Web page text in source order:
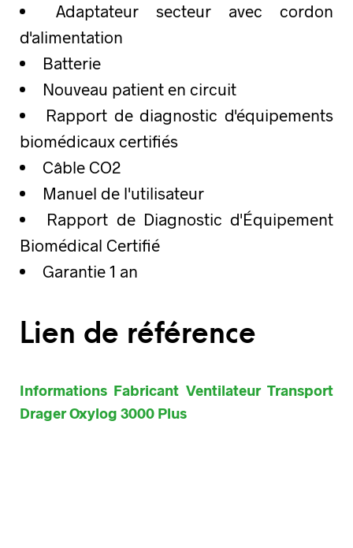
Adaptateur secteur avec cordon
d'alimentation
Batterie
Nouveau patient en circuit
Rapport de diagnostic d'équipements
biomédicaux certifiés
Câble CO2
Manuel de l'utilisateur
Rapport de Diagnostic d'Équipement
Biomédical Certifié
Garantie 1 an
Lien de référence
Informations Fabricant Ventilateur Transport
Drager Oxylog 3000 Plus